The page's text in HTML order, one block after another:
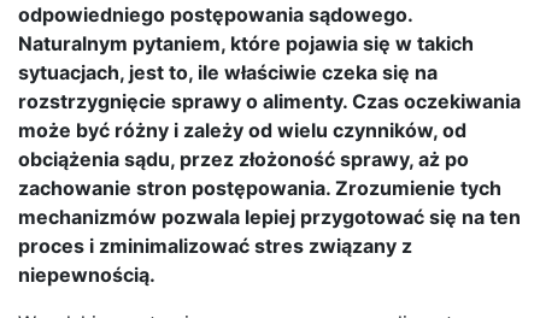
odpowiedniego postępowania sądowego.
Naturalnym pytaniem, które pojawia się w takich
sytuacjach, jest to, ile właściwie czeka się na
rozstrzygnięcie sprawy o alimenty. Czas oczekiwania
może być różny i zależy od wielu czynników, od
obciążenia sądu, przez złożoność sprawy, aż po
zachowanie stron postępowania. Zrozumienie tych
mechanizmów pozwala lepiej przygotować się na ten
proces i zminimalizować stres związany z
niepewnością.